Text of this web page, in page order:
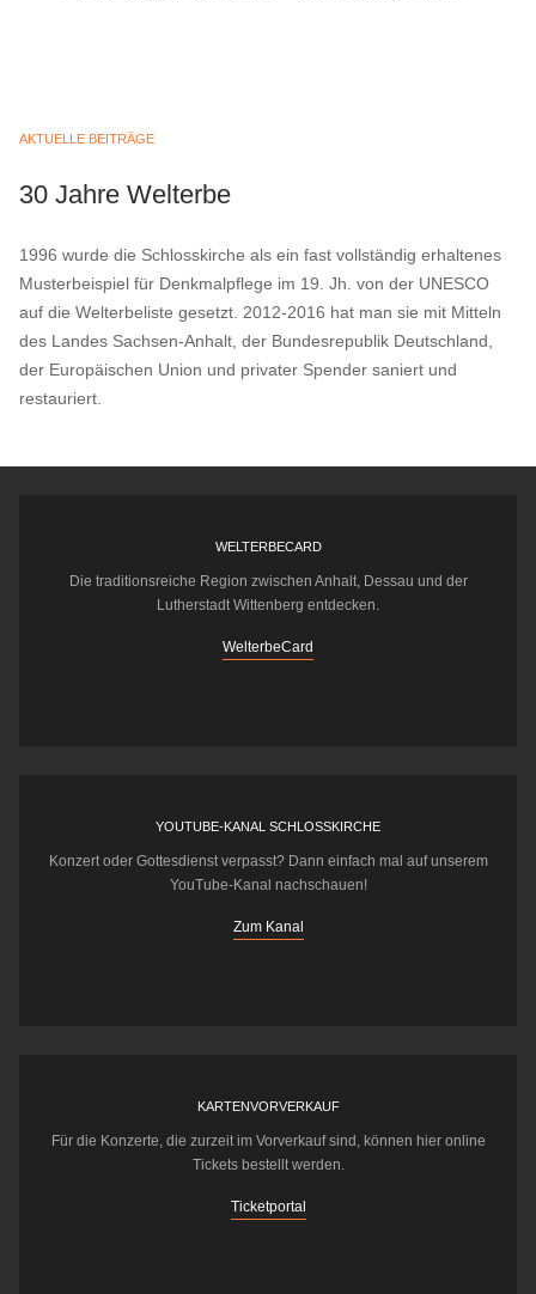
AKTUELLE BEITRÄGE
30 Jahre Welterbe
1996 wurde die Schlosskirche als ein fast vollständig erhaltenes
Musterbeispiel für Denkmalpflege im 19. Jh. von der UNESCO
auf die Welterbeliste gesetzt. 2012-2016 hat man sie mit Mitteln
des Landes Sachsen-Anhalt, der Bundesrepublik Deutschland,
der Europäischen Union und privater Spender saniert und
restauriert.
WELTERBECARD
Die traditionsreiche Region zwischen Anhalt, Dessau und der
Lutherstadt Wittenberg entdecken.
WelterbeCard
YOUTUBE-KANAL SCHLOSSKIRCHE
Konzert oder Gottesdienst verpasst? Dann einfach mal auf unserem
YouTube-Kanal nachschauen!
Zum Kanal
KARTENVORVERKAUF
Für die Konzerte, die zurzeit im Vorverkauf sind, können hier online
Tickets bestellt werden.
Ticketportal